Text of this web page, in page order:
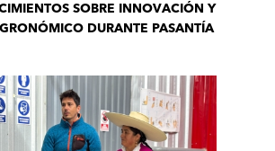
SOBRE INNOVACIÓN Y
DURANTE PASANTÍA